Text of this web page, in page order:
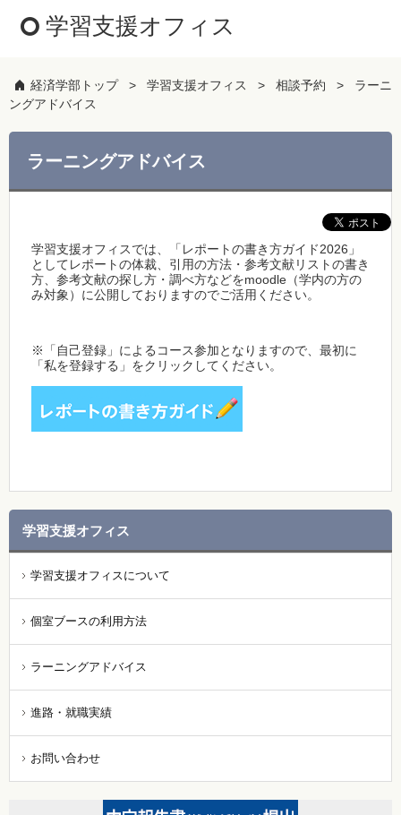
学習支援オフィス
経済学部トップ 学習支援オフィス 相談予約
ラーニ
ングアドバイス
ラーニングアドバイス
学習支援オフィスでは、「レポートの書き方ガイド2026」
としてレポートの体裁、引用の方法・参考文献リストの書き
方、参考文献の探し方・調べ方などをmoodle（学内の方の
み対象）に公開しておりますのでご活用ください。
※「自己登録」によるコース参加となりますので、最初に
「私を登録する」をクリックしてください。
学習支援オフィス
学習支援オフィスについて
個室ブースの利用方法
ラーニングアドバイス
進路・就職実績
お問い合わせ